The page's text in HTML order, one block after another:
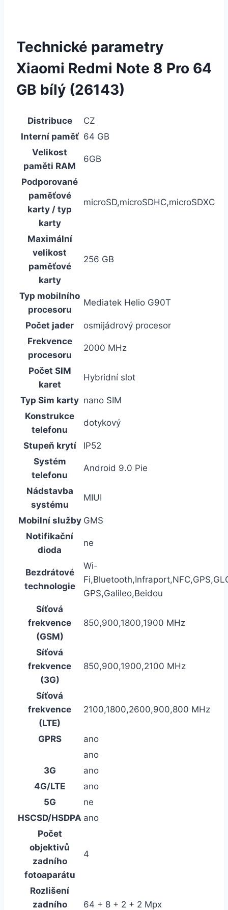
Technické parametry
Xiaomi Redmi Note 8 Pro 64
GB bílý (26143)
Distribuce
CZ
Interní paměť 64 GB
Velikost
paměti RAM
6GB
Podporované
paměťové
karty / typ
karty
microSD,microSDHC,microSDXC
Maximální
velikost
paměťové
karty
256 GB
Typ mobilního
procesoru
Mediatek Helio G90T
Počet jader
osmijádrový procesor
Frekvence
procesoru
2000 MHz
Počet SIM
karet
Hybridní slot
Typ Sim karty nano SIM
Konstrukce
telefonu
dotykový
Stupeň krytí
IP52
Systém
telefonu
Android 9.0 Pie
Nádstavba
systému
MIUI
Mobilní služby GMS
Notifikační
dioda
ne
Bezdrátové
technologie
Wi-
GPS,Galileo,Beidou
Síťová
frekvence
(GSM)
850,900,1800,1900 MHz
Síťová
frekvence
(3G)
850,900,1900,2100 MHz
Síťová
frekvence
(LTE)
2100,1800,2600,900,800 MHz
GPRS
ano
ano
3G
ano
4G/LTE
ano
5G
ne
HSCSD/HSDPA ano
Počet
objektivů
zadního
fotoaparátu
4
Rozlišení
zadního
64 + 8 + 2 + 2 Mpx